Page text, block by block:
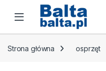
Skip to navigation
Skip to content
Open
Strona główna osprzęt